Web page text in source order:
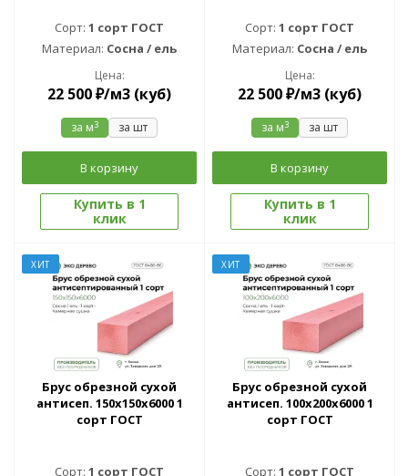
Сорт: 1 сорт ГОСТ
Материал: Сосна / ель
Цена:
22 500₽/м3 (куб)
за м3 за шт
В корзину
Купить в 1
клик
Сорт: 1 сорт ГОСТ
Материал: Сосна / ель
Цена:
22 500₽/м3 (куб)
за м3 за шт
В корзину
Купить в 1
клик
ХИТ
Брус обрезной сухой
антисеп. 150x150x6000 1
сорт ГОСТ
Сорт: 1 сорт ГОСТ
ХИТ
Брус обрезной сухой
антисеп. 100x200x6000 1
сорт ГОСТ
Сорт: 1 сорт ГОСТ